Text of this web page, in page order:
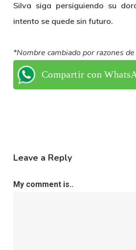
Silva siga persiguiendo su
intento se quede sin futuro.
*Nombre cambiado por razones
Compartir con
Leave a Reply
My comment is..